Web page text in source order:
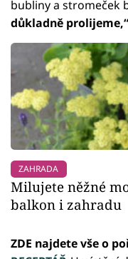
bubliny a stromeček
důkladně
ZAHRADA
Milujete něžné
balkon i zahradu
ZDE najdete vše o